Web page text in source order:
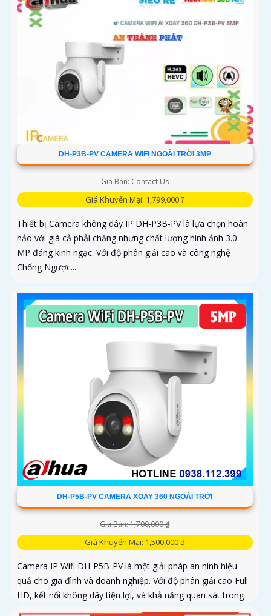
DH-P3B-PV CAMERA WIFI NGOÀI TRỜI 3MP
Giá Bán: Contact Us
Giá Khuyến Mại: 1,799,000 ?
Thiết bị Camera không dây IP DH-P3B-PV là lựa chọn hoàn
hảo với giá cả phải chăng nhưng chất lượng hình ảnh 3.0
MP đáng kinh ngạc. Với độ phân giải cao và công nghệ
Chống Ngược...
DH-P5B-PV CAMERA XOAY 360 NGOÀI TRỜI
Giá Bán: 1,700,000 ₫
Giá Khuyến Mại: 1,500,000 ₫
Camera IP Wifi DH-P5B-PV là một giải pháp an ninh hiệu
quả cho gia đình và doanh nghiệp. Với độ phân giải cao Full
HD, kết nối không dây tiện lợi, và khả năng quan sát trong
ánh sáng yếu, camera giúp bạn theo dõi mọi góc cạnh một